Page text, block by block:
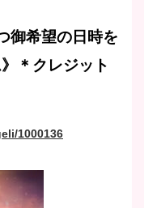
御希望の日時を
》＊クレジット
1000136